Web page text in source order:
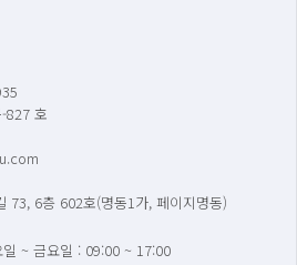
827 호
73, 6층 602호(명동1가, 페이지명동)
~ 금요일 : 09:00 ~ 17:00